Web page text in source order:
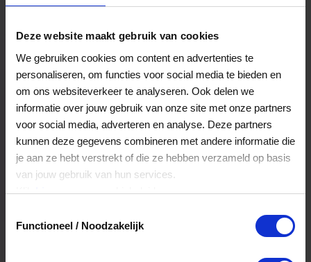
Deze website maakt gebruik van cookies
We gebruiken cookies om content en advertenties te
personaliseren, om functies voor social media te bieden en
om ons websiteverkeer te analyseren. Ook delen we
informatie over jouw gebruik van onze site met onze partners
voor social media, adverteren en analyse. Deze partners
kunnen deze gegevens combineren met andere informatie die
je aan ze hebt verstrekt of die ze hebben verzameld op basis
van jouw gebruik van hun services.
Klikhiervoor ons cookiebeleid.
Functioneel / Noodzakelijk
Veelgestelde Vragen
Hoelang blijft mijn saldo geldig?
Het volledige saldo op de VVV cadeaukaart
is minimaal drie jaar geldig.
Kan ik het saldo in delen besteden?
cadeaukaart in delen uitgeven.